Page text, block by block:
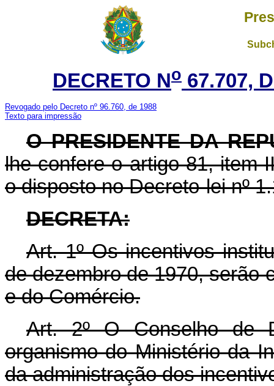
DECRETO No 67.707,
Revogado pelo Decreto nº 96.760, de 1988
Texto para impressão
O PRESIDENTE DA
lhe confere o artigo 81, item
o disposto no Decreto-lei nº
DECRETA:
Art. 1º Os incentivos
de dezembro de 1970, serão
e do Comércio.
Art. 2º O Conselho de
organismo do Ministério da
da administração dos